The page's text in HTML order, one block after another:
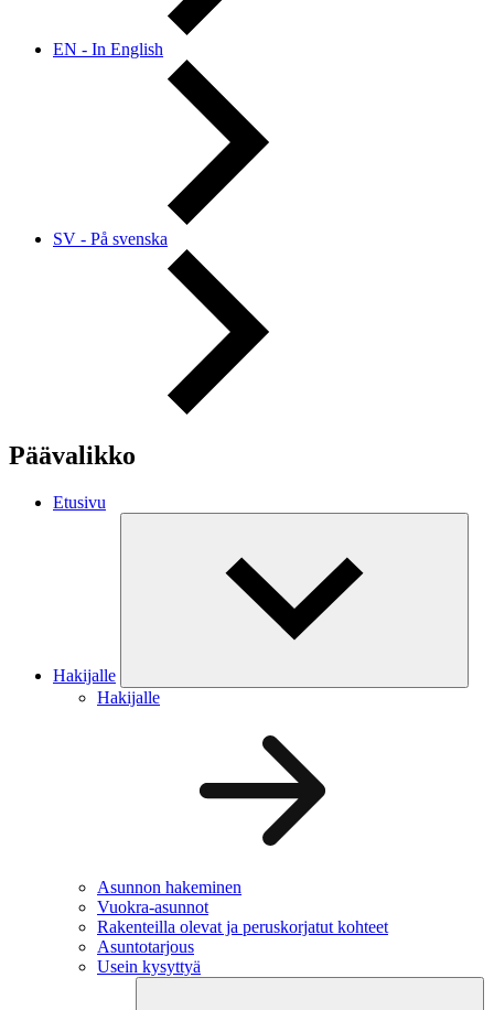
EN - In English
SV - På svenska
Päävalikko
Etusivu
Hakijalle
Hakijalle
Asunnon hakeminen
Vuokra-asunnot
Rakenteilla olevat ja peruskorjatut kohteet
Asuntotarjous
Usein kysyttyä